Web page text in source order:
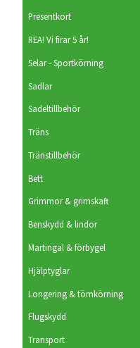
Presentkort
REA! Vi firar 5 år!
Selar - Sportkörning
Sadlar
Sadeltillbehör
Träns
Tränstillbehör
Bett
Grimmor & grimskaft
Benskydd & lindor
Martingal & förbygel
Hjälptyglar
Longering & tömkörning
Flugskydd
Transport